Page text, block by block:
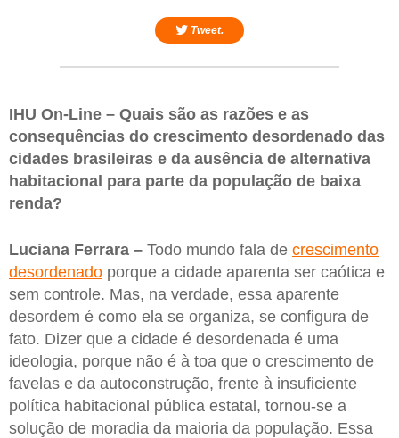
Tweet.
IHU On-Line – Quais são as razões e as
consequências do crescimento desordenado das
cidades brasileiras e da ausência de alternativa
habitacional para parte da população de baixa
renda?
Luciana Ferrara – Todo mundo fala de crescimento
desordenado porque a cidade aparenta ser caótica e
sem controle. Mas, na verdade, essa aparente
desordem é como ela se organiza, se configura de
fato. Dizer que a cidade é desordenada é uma
ideologia, porque não é à toa que o crescimento de
favelas e da autoconstrução, frente à insuficiente
política habitacional pública estatal, tornou-se a
solução de moradia da maioria da população. Essa